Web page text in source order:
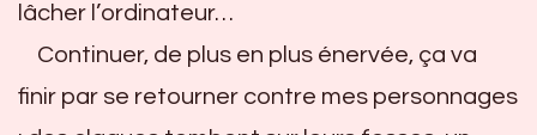
lâcher l’ordinateur…
Continuer, de plus en plus énervée, ça va
finir par se retourner contre mes personnages